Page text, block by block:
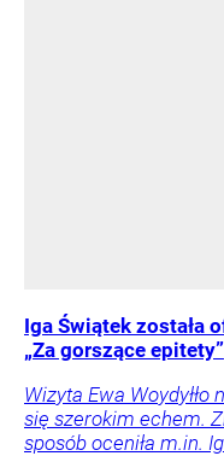
Iga Świątek została
„Za gorszące epitety”
Wizyta Ewa Woydyłło
się szerokim echem.
sposób oceniła m.in.